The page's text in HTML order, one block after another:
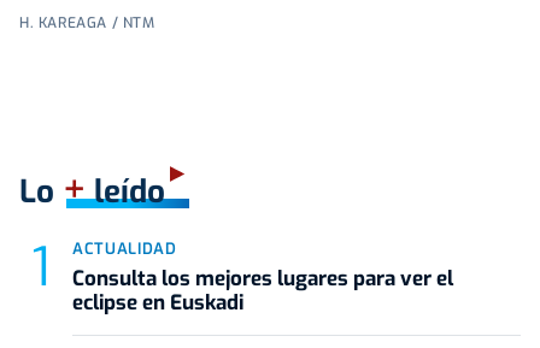
H. KAREAGA / NTM
Lo +leído
ACTUALIDAD
Consulta los mejores lugares para ver el
eclipse en Euskadi